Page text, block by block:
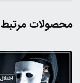
محصولات مرتبط